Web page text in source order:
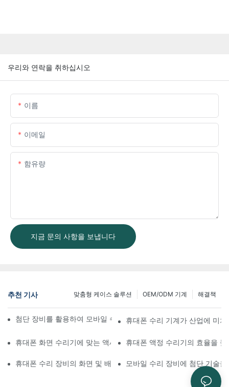
우리와 연락을 취하십시오
이름
이메일
함유량
지금 문의 사항을 보냅니다
추천 기사 해결책
OEM/ODM 기계
맞춤형 케이스 솔루션
첨단 장비를 활용하여 모바일 수리 워크플로우를 개선하는 방법
휴대폰 수리 기계가 산업에 미
휴대폰 화면 수리기에 맞는 액세서리 선택하기휴대폰 액정 수리기의 효율을 높
휴대폰 수리 장비의 화면 및 배터리 교체 적용 분야
모바일 수리 장비에 첨단 기술